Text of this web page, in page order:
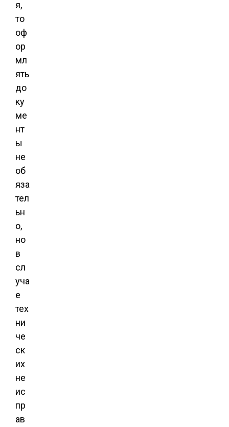
я,
то
оф
ор
мл
ять
до
ку
ме
нт
ы
не
об
яза
тел
ьн
о,
но
в
сл
уча
е
тех
ни
че
ск
их
не
ис
пр
ав